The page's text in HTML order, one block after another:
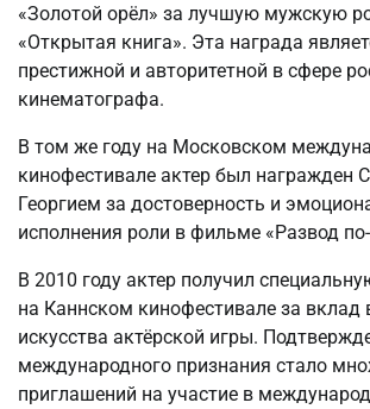
«Золотой орёл» за лучшую мужскую
«Открытая книга». Эта награда
престижной и авторитетной в сфере
кинематографа.
В том же году на Московском
кинофестивале актер был награжден
Георгием за достоверность и
исполнения роли в фильме «Развод
В 2010 году актер получил
на Каннском кинофестивале за вклад
искусства актёрской игры.
международного признания стало
приглашений на участие в